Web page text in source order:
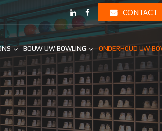
CONTACT
BOUW UW BOWLING ONDERHOUD UW